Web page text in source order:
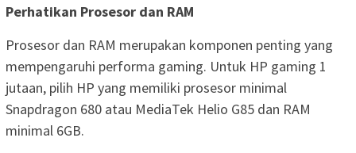
Perhatikan Prosesor dan RAM
Prosesor dan RAM merupakan komponen penting yang
mempengaruhi performa gaming. Untuk HP gaming 1
jutaan, pilih HP yang memiliki prosesor minimal
Snapdragon 680 atau MediaTek Helio G85 dan RAM
minimal 6GB.